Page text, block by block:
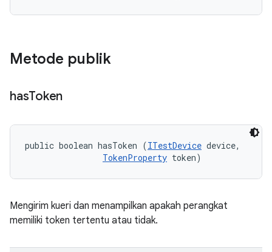
Metode publik
hasToken
public boolean hasToken (ITestDevice device,
TokenProperty token)
Mengirim kueri dan menampilkan apakah perangkat
memiliki token tertentu atau tidak.